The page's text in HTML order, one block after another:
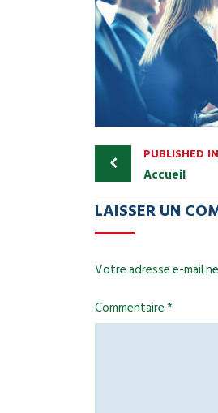
PUBLISHED IN
Accueil
LAISSER UN
Votre adresse e-mail
Commentaire*